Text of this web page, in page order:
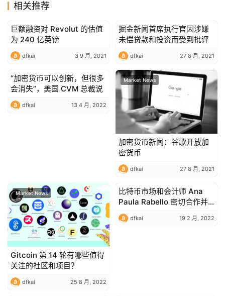
相关推荐
Market News
巨额融资对 Revolut 的估值
为 240 亿英镑
dfkai 3 9 月, 2021
Market News
掘金新闻首席执行官因涉嫌
未偿贷款和投资而受到批评
dfkai 27 8 月, 2021
Market News
“加密货币可以创新，但很多
会消失”，美国 CVM 总裁说
dfkai 13 4 月, 2022
Market News
加密货币新闻：谷歌开放加
密货币
dfkai 27 8 月, 2021
Market News
Gitcoin 第 14 轮有哪些值得
关注的社区和项目？
dfkai 25 8 月, 2022
Market News
比特币市场和会计师 Ana
Paula Rabello 密切合作并
推出免费的加密货币资产所
得税申报电子书
dfkai 19 2 月, 2022